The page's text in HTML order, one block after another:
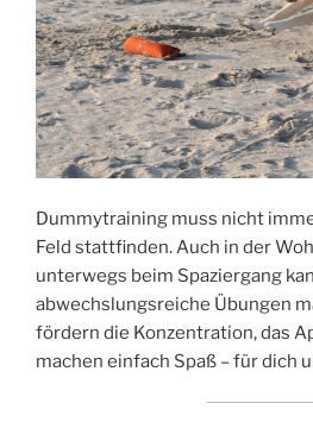
Dummytraining muss nicht
Feld stattfinden. Auch in der
unterwegs beim Spaziergang
abwechslungsreiche Übungen
fördern die Konzentration, das
machen einfach Spaß – für dich